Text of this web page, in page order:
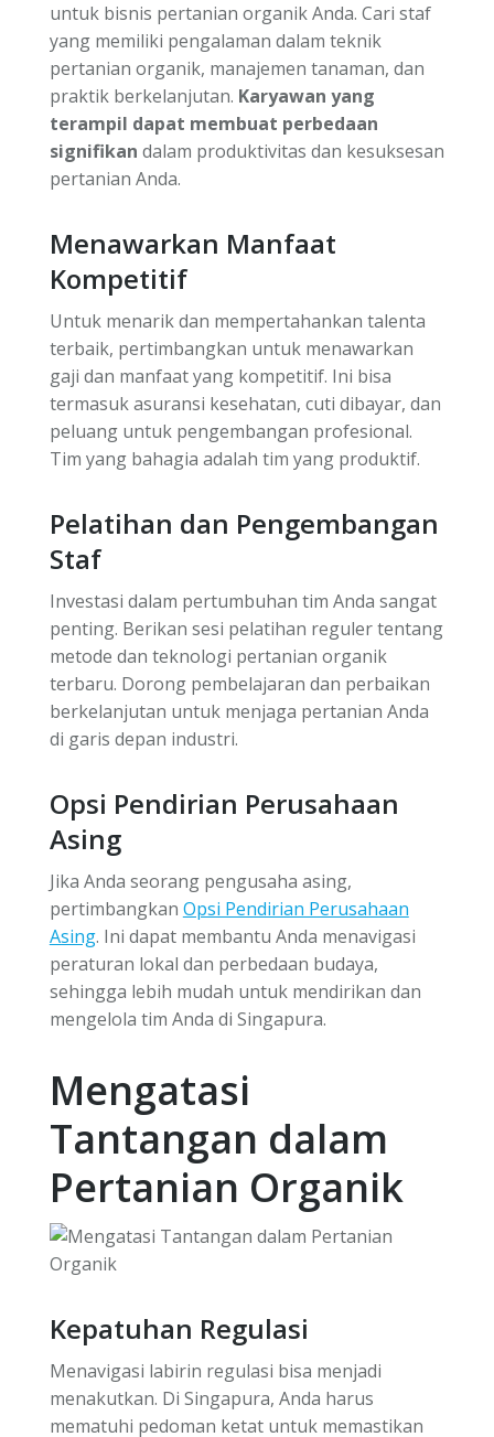
untuk bisnis pertanian organik Anda. Cari staf
yang memiliki pengalaman dalam teknik
pertanian organik, manajemen tanaman, dan
praktik berkelanjutan. Karyawan yang
terampil dapat membuat perbedaan
signifikan dalam produktivitas dan kesuksesan
pertanian Anda.
Menawarkan Manfaat
Kompetitif
Untuk menarik dan mempertahankan talenta
terbaik, pertimbangkan untuk menawarkan
gaji dan manfaat yang kompetitif. Ini bisa
termasuk asuransi kesehatan, cuti dibayar, dan
peluang untuk pengembangan profesional.
Tim yang bahagia adalah tim yang produktif.
Pelatihan dan Pengembangan
Staf
Investasi dalam pertumbuhan tim Anda sangat
penting. Berikan sesi pelatihan reguler tentang
metode dan teknologi pertanian organik
terbaru. Dorong pembelajaran dan perbaikan
berkelanjutan untuk menjaga pertanian Anda
di garis depan industri.
Opsi Pendirian Perusahaan
Asing
Jika Anda seorang pengusaha asing,
pertimbangkan Opsi Pendirian Perusahaan
Asing. Ini dapat membantu Anda menavigasi
peraturan lokal dan perbedaan budaya,
sehingga lebih mudah untuk mendirikan dan
mengelola tim Anda di Singapura.
Mengatasi
Tantangan dalam
Pertanian Organik
Kepatuhan Regulasi
Menavigasi labirin regulasi bisa menjadi
menakutkan. Di Singapura, Anda harus
mematuhi pedoman ketat untuk memastikan